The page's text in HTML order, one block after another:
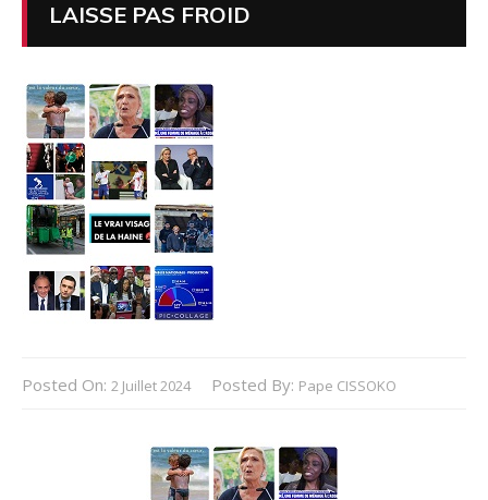
LAISSE PAS FROID
Posted On: 2 Juillet 2024 Posted By: Pape CISSOKO